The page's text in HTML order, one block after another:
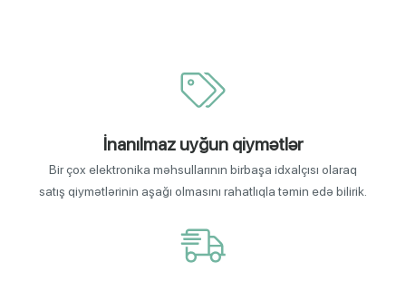
İnanılmaz uyğun qiymətlər
Bir çox elektronika məhsullarının birbaşa idxalçısı olaraq
satış qiymətlərinin aşağı olmasını rahatlıqla təmin edə bilirik.